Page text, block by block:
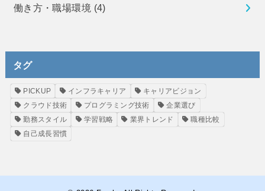
働き方・職場環境 (4)
タグ
PICKUP インフラキャリア
キャリアビジョン
クラウド技術
プログラミング技術
企業選び
勤務スタイル
学習戦略 業界トレンド
職種比較
自己成長習慣